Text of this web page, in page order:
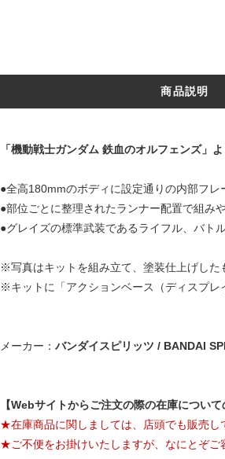
商品説明
「機動戦士ガンダム 鉄血のオルフェンズ」
●全高180mmのボディに設定通りの内部フレ
●部位ごとに整理されたランナー配置で組み
●グレイズの標準武装であるライフル、バト
※写真はキットを組み立て、塗装仕上げした
※キットに「アクションベース（ディスプレ
メーカー： バンダイスピリッツ / BANDAI
【Webサイトからご注文の際の在庫について
★在庫商品に関しましては、店頭でも販売し
★ご不便をお掛けいたしますが、なにとぞご